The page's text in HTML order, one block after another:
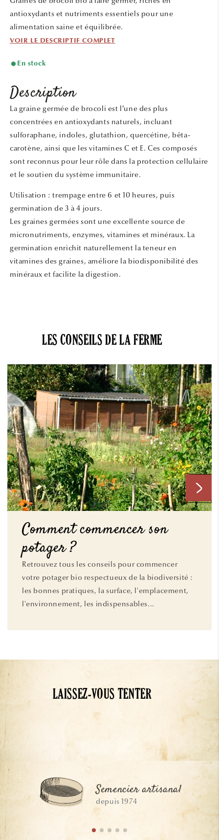
fenêtre
modale
antioxydants et nutriments essentiels pour une
alimentation saine et équilibrée.
VOIR LE DESCRIPTIF COMPLET
En stock
Description
La graine germée de brocoli est l’une des plus
concentrées en antioxydants naturels, incluant
sulforaphane, indoles, glutathion, quercétine, bêta-
carotène, ainsi que les vitamines C et E. Ces composés
sont reconnus pour leur rôle dans la protection cellulaire
et le soutien du système immunitaire.
Utilisation : trempage entre 6 et 10 heures, puis
germination de 3 à 4 jours.
Les graines germées sont une excellente source de
micronutriments, enzymes, vitamines et minéraux. La
germination enrichit naturellement la teneur en
vitamines des graines, améliore la biodisponibilité des
minéraux et facilite la digestion.
LES CONSEILS DE LA FERME
Comment commencer son
potager ?
Retrouvez tous les conseils pour commencer
votre potager bio respectueux de la biodiversité :
les bonnes pratiques, la surface, l'emplacement,
l'environnement, les indispensables...
LAISSEZ-VOUS TENTER
Semencier artisanal
depuis 1974